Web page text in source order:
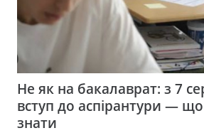
Не як на бакалаврат: з 7
вступ до аспірантури —
знати